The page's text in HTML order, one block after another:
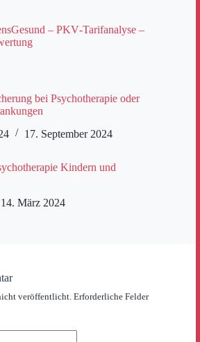
– PKV‑Tarifanalyse –
bei Psychotherapie oder
17. September 2024
Kindern und
14. März 2024
veröffentlicht. Erforderliche Felder